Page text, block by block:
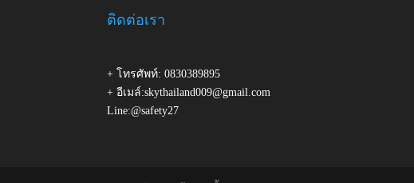
ติดต่อเรา
+ โทรศัพท์: 0830389895
+ อีเมล์:skythailand009@gmail.com
Line:@safety27